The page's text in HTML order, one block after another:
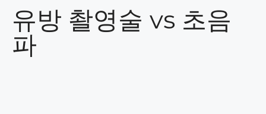
유방 촬영술 vs 초음
파